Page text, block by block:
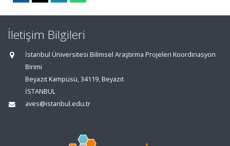
İletişim Bilgileri
İstanbul Üniversitesi Bilimsel Araştırma Projeleri Koordinasyon
Birimi
Beyazıt Kampüsü, 34119, Beyazıt
İSTANBUL
aves@istanbul.edu.tr